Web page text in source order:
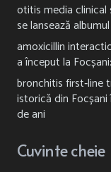
otitis media clinical
se lansează
amoxicillin
a început la
bronchitis first‑line
istorică din Focșani
de ani
Cuvinte cheie